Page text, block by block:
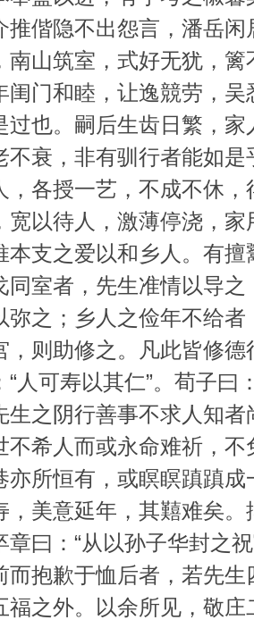
推偕隐不出怨言，潘岳闲
南山筑室，式好无犹，
闺门和睦，让逸競劳，
过也。嗣后生齿日繁，
不衰，非有驯行者能如是
，各授一艺，不成不休
宽以待人，激薄停浇，
本支之爱以和乡人。有
同室者，先生准情以导
弥之；乡人之俭年不给
，则助修之。凡此皆修
人可寿以其仁”。荀子曰
生之阴行善事不求人知
不希人而或永命难祈，
亦所恒有，或瞑瞑蹎蹎
，美意延年，其囏难矣
章曰：“从以孙子华封之
而抱歉于恤后者，若先
福之外。以余所见，敬